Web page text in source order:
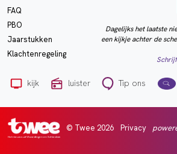
FAQ
PBO
Jaarstukken
Klachtenregeling
Dagelijks het laatste
een kijkje achter de
kijk luister Tip ons
Het nieuws uit Vlaardingen en Schiedam
© Twee 2026 Privacy